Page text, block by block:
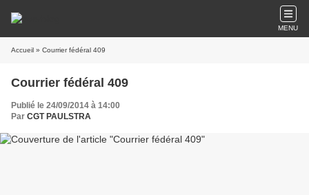
MENU
Accueil » Courrier fédéral 409
Courrier fédéral 409
Publié le 24/09/2014 à 14:00
Par CGT PAULSTRA